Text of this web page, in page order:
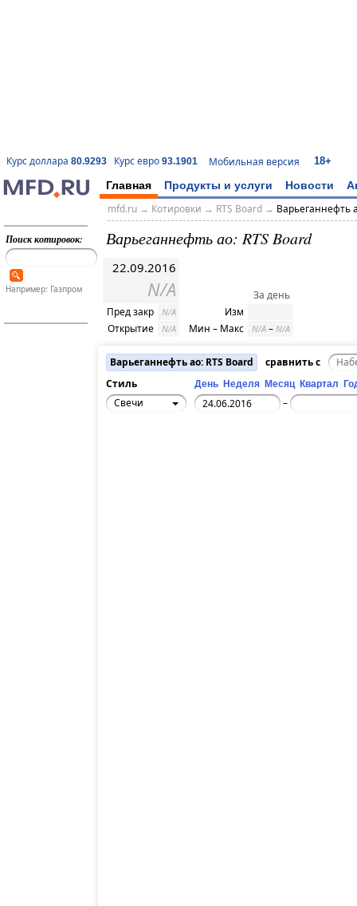
Курс доллара 80.9293 Курс евро 93.1901 Мобильная версия 18+
Главная Продукты и услуги Новости
Поиск котировок:
Например: Газпром
mfd.ru→ Котировки → RTS Board→ Варьеганнефть
Варьеганнефть ао: RTS Board
22.09.2016
N/A
Пред закр N/A
Открытие N/A
За день
Изм
Мин – Макс
N/A – N/A
Варьеганнефть ао: RTS Board
сравнить с
Стиль
День Неделя Месяц Квартал
Свечи –